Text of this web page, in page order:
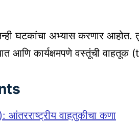
घटकांचा अभ्यास करणार आहोत.
आणि कार्यक्षमपणे वस्तूंची
वाहतुकीचा कणा